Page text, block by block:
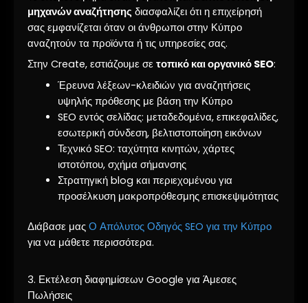
μηχανών αναζήτησης διασφαλίζει ότι η επιχείρησή
σας εμφανίζεται όταν οι άνθρωποι στην Κύπρο
αναζητούν τα προϊόντα ή τις υπηρεσίες σας.
Στην Create, εστιάζουμε σε τοπικό και οργανικό SEO:
Έρευνα λέξεων-κλειδιών για αναζητήσεις
υψηλής πρόθεσης με βάση την Κύπρο
SEO εντός σελίδας: μεταδεδομένα, επικεφαλίδες,
εσωτερική σύνδεση, βελτιστοποίηση εικόνων
Τεχνικό SEO: ταχύτητα κινητών, χάρτες
ιστοτόπου, σχήμα σήμανσης
Στρατηγική blog και περιεχομένου για
προσέλκυση μακροπρόθεσμης επισκεψιμότητας
Διάβασε μας Ο Απόλυτος Οδηγός SEO για την Κύπρο
για να μάθετε περισσότερα.
3. Εκτέλεση διαφημίσεων Google για Άμεσες
Πωλήσεις